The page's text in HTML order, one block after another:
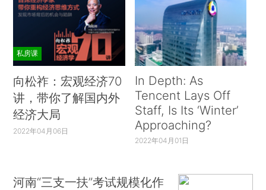
私房课
向松祚：宏观经济70
讲，带你了解国内外
经济大局
2022年04月06日
In Depth: As
Tencent Lays Off
Staff, Is Its ‘Winter’
Approaching?
2022年04月01日
河南“三支一扶”考试规模化作